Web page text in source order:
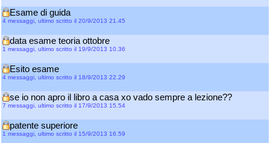
Esame di guida
4 messaggi, ultimo scritto il 20/9/2013 21.45
data esame teoria ottobre
1 messaggi, ultimo scritto il 19/9/2013 10.36
Esito esame
4 messaggi, ultimo scritto il 18/9/2013 22.29
se io non apro il libro a casa xo vado sempre a lezione??
7 messaggi, ultimo scritto il 17/9/2013 15.54
patente superiore
1 messaggi, ultimo scritto il 15/9/2013 16.59